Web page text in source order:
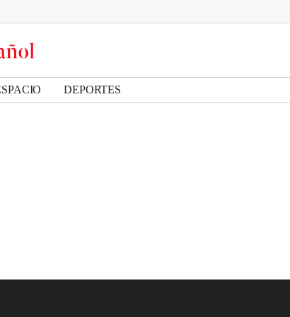
DEPORTES